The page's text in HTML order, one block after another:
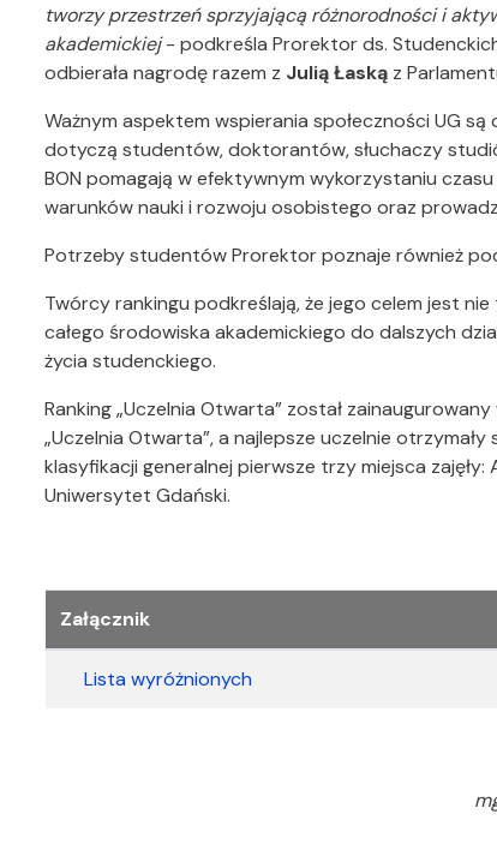
tworzy przestrzeń sprzyjającą różnorodności i
akademickiej- podkreśla Prorektor ds.
odbierała nagrodę razem z Julią Łaską z
Ważnym aspektem wspierania społeczności UG
dotyczą studentów, doktorantów, słuchaczy
BON pomagają w efektywnym wykorzystaniu
warunków nauki i rozwoju osobistego oraz
Potrzeby studentów Prorektor poznaje również
Twórcy rankingu podkreślają, że jego celem jest
całego środowiska akademickiego do dalszych
życia studenckiego.
Ranking „Uczelnia Otwarta” został
„Uczelnia Otwarta”, a najlepsze uczelnie
klasyfikacji generalnej pierwsze trzy miejsca
Uniwersytet Gdański.
Załączniki
Załącznik
Lista wyróżnionych